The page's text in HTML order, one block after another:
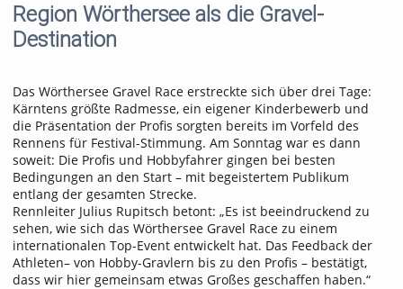
Region Wörthersee als die Gravel-
Destination
Das Wörthersee Gravel Race erstreckte sich über drei Tage:
Kärntens größte Radmesse, ein eigener Kinderbewerb und
die Präsentation der Profis sorgten bereits im Vorfeld des
Rennens für Festival-Stimmung. Am Sonntag war es dann
soweit: Die Profis und Hobbyfahrer gingen bei besten
Bedingungen an den Start – mit begeistertem Publikum
entlang der gesamten Strecke.
Rennleiter Julius Rupitsch betont: „Es ist beeindruckend zu
sehen, wie sich das Wörthersee Gravel Race zu einem
internationalen Top-Event entwickelt hat. Das Feedback der
Athleten– von Hobby-Gravlern bis zu den Profis – bestätigt,
dass wir hier gemeinsam etwas Großes geschaffen haben.“